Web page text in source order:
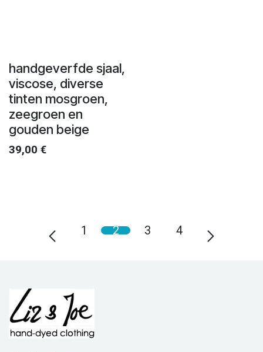
handgeverfde sjaal,
viscose, diverse
tinten mosgroen,
zeegroen en
gouden beige
39,00 €
1 2 3 4